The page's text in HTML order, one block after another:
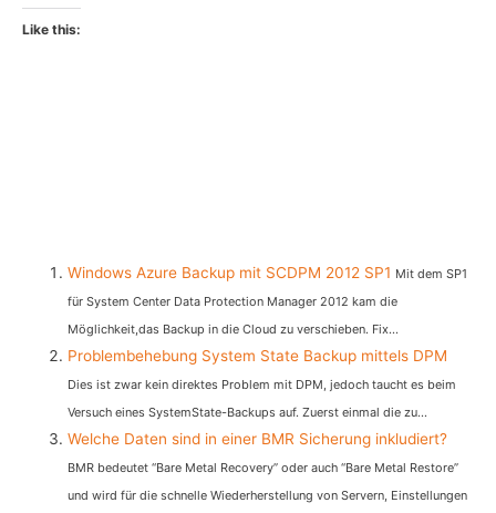
Like this:
Windows Azure Backup mit SCDPM 2012 SP1 Mit dem SP1
für System Center Data Protection Manager 2012 kam die
Möglichkeit,das Backup in die Cloud zu verschieben. Fix...
Problembehebung System State Backup mittels DPM
Dies ist zwar kein direktes Problem mit DPM, jedoch taucht es beim
Versuch eines SystemState-Backups auf. Zuerst einmal die zu...
Welche Daten sind in einer BMR Sicherung inkludiert?
BMR bedeutet “Bare Metal Recovery” oder auch “Bare Metal Restore”
und wird für die schnelle Wiederherstellung von Servern, Einstellungen